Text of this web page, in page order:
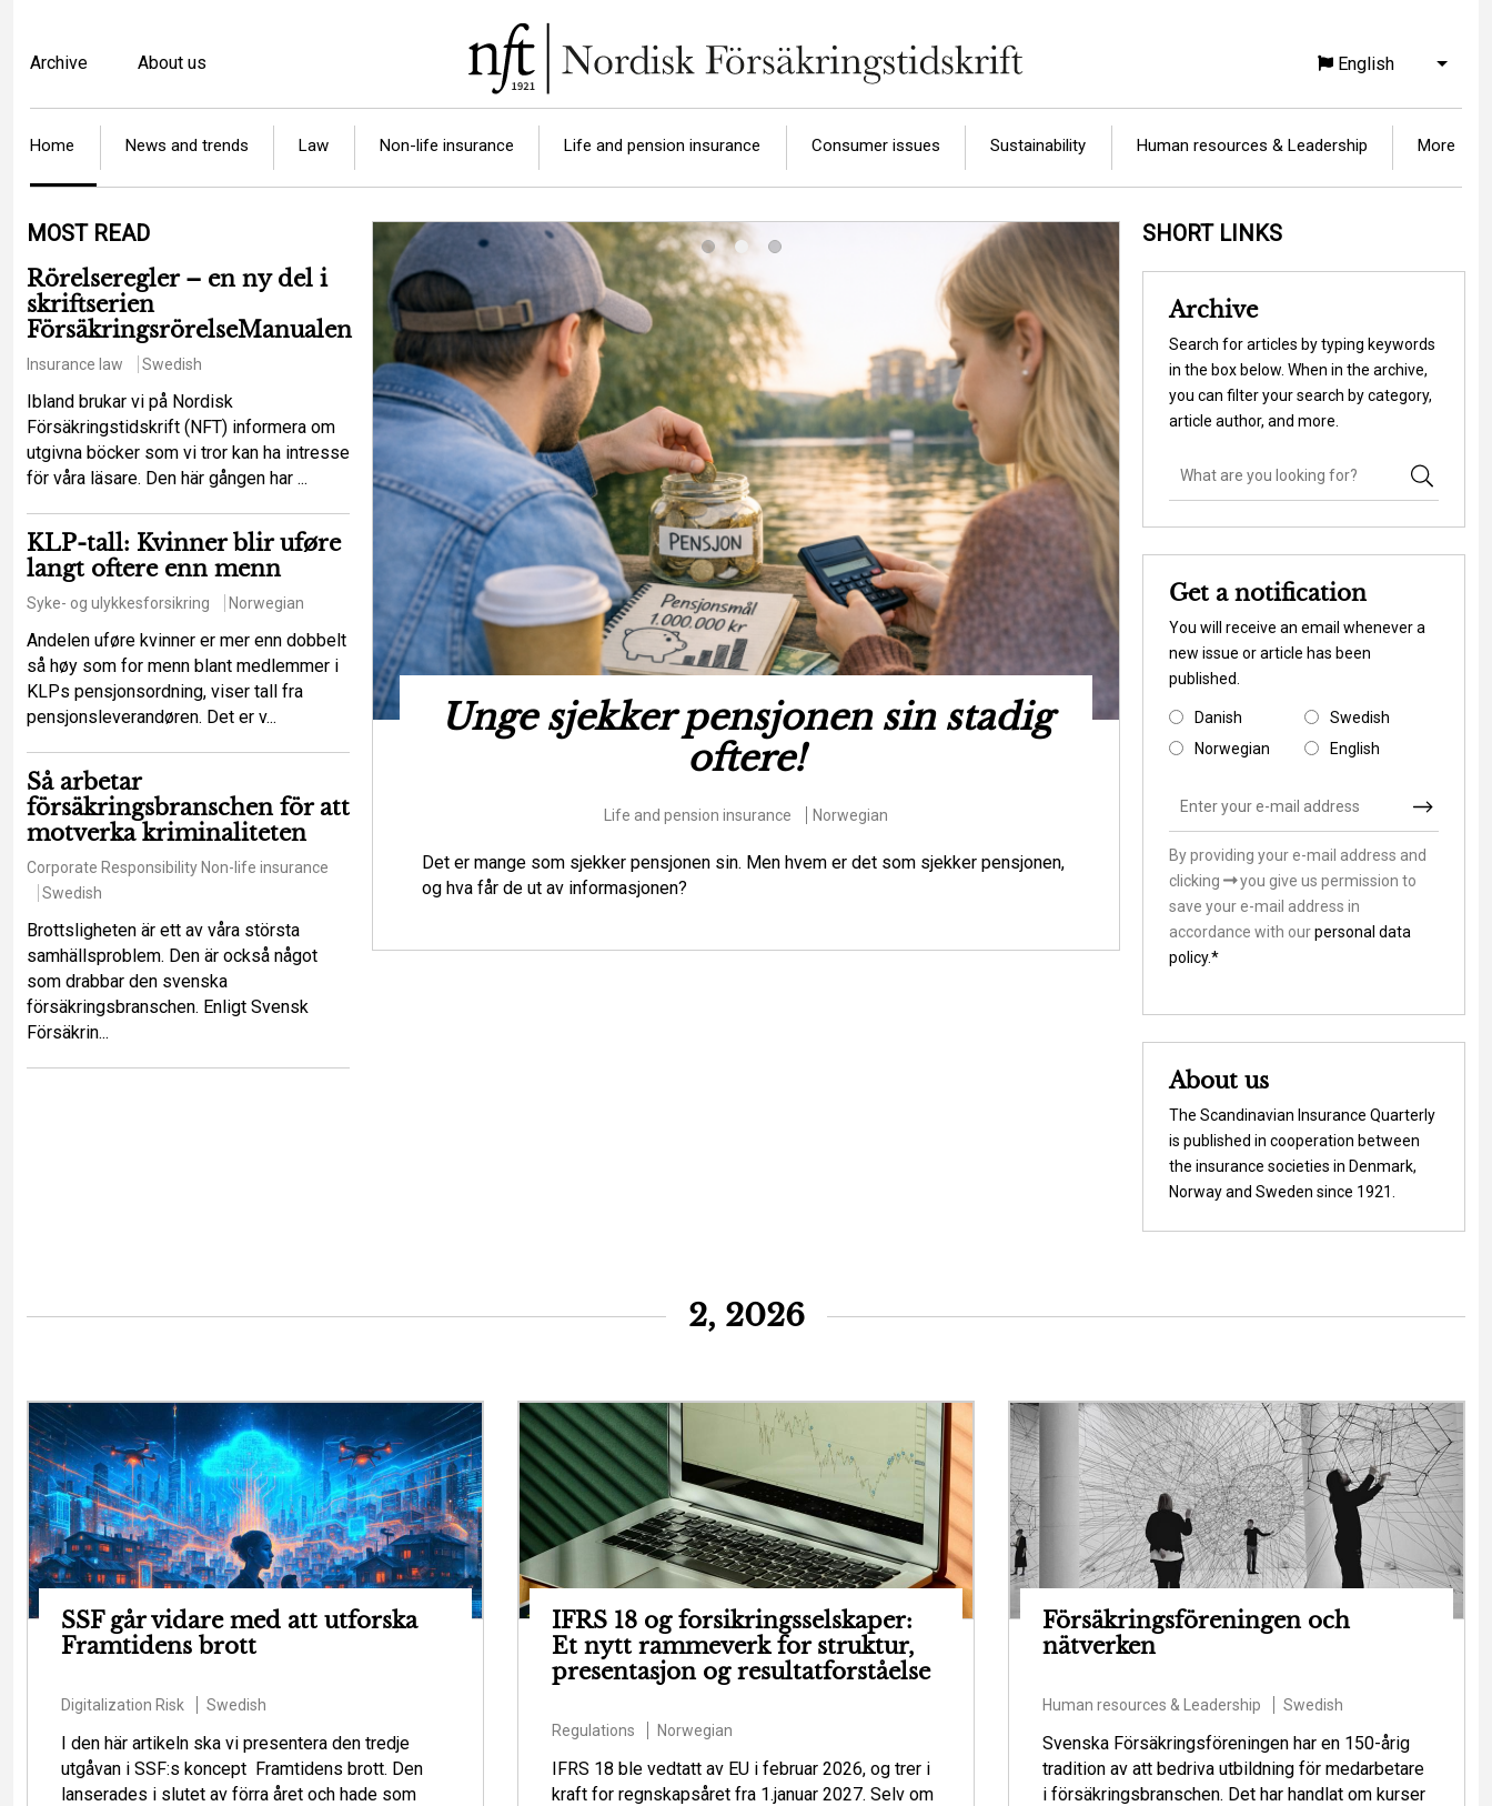
mainTop
menu
Archive About us English List
Article
categories
Home News and trends Law Non-life insurance Life and pension insurance Consumer issues Sustainability Human resources & Leadership More
MOST READ
Rörelseregler – en ny del i
skriftserien
FörsäkringsrörelseManualen
Insurance law Swedish
Ibland brukar vi på Nordisk
Försäkringstidskrift (NFT) informera om
utgivna böcker som vi tror kan ha intresse
för våra läsare. Den här gången har ...
KLP-tall: Kvinner blir uføre
langt oftere enn menn
Syke- og ulykkesforsikring Norwegian
Andelen uføre kvinner er mer enn dobbelt
så høy som for menn blant medlemmer i
KLPs pensjonsordning, viser tall fra
pensjonsleverandøren. Det er v...
Så arbetar
försäkringsbranschen för att
motverka kriminaliteten
Corporate Responsibility Non-life insurance
Swedish
Brottsligheten är ett av våra största
samhällsproblem. Den är också något
som drabbar den svenska
försäkringsbranschen. Enligt Svensk
Försäkrin...
hot mot de
principerna?
lawRegulations Swedish
ett större antal försäkringstagare ska
som en enskild försäkringstagare
Unge sjekker pensjonen sin stadig
oftere!
Life and pension insurance Norwegian
Det er mange som sjekker pensjonen sin. Men hvem er det som sjekker pensjonen,
og hva får de ut av informasjonen?
Ny rapport
Danmark til at
Environmental
Skal vi som samfund lade stå til, mens
andre værdier i klimasårbare områder?
hvordan de m...
SHORT LINKS
Archive
Search for articles by typing keywords
in the box below. When in the archive,
you can filter your search by category,
article author, and more.
Get a notification
You will receive an email whenever a
new issue or article has been
published.
Danish
Swedish
Norwegian
English
By providing your e-mail address and
clicking
you give us permission to
save your e-mail address in
accordance with ourpersonal data
policy.*
About us
The Scandinavian Insurance Quarterly
is published in cooperation between
the insurance societies in Denmark,
Norway and Sweden since 1921.
2, 2026
SSF går vidare med att utforska
Framtidens brott
Digitalization Risk Swedish
I den här artikeln ska vi presentera den tredje
utgåvan i SSF:s koncept Framtidens brott. Den
lanserades i slutet av förra året och hade som
IFRS 18 og forsikringsselskaper:
Et nytt rammeverk for struktur,
presentasjon og resultatforståelse
Regulations Norwegian
IFRS 18 ble vedtatt av EU i februar 2026, og trer i
kraft for regnskapsåret fra 1.januar 2027. Selv om
Försäkringsföreningen och
nätverken
Human resources & Leadership Swedish
Svenska Försäkringsföreningen har en 150-årig
tradition av att bedriva utbildning för medarbetare
i försäkringsbranschen. Det har handlat om kurser